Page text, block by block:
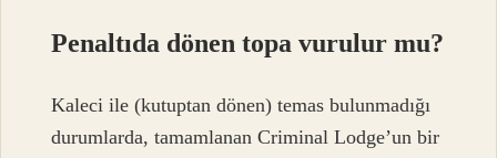
Penaltıda dönen topa vurulur mu?
Kaleci ile (kutuptan dönen) temas bulunmadığı
durumlarda, tamamlanan Criminal Lodge’un bir